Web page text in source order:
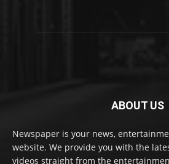
ABOUT US
Newspaper is your news,
website. We provide you with the
videos straight from the